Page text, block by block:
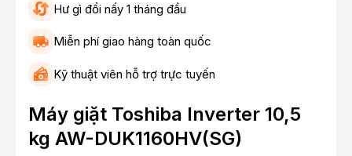
Hư gì đổi nấy 1 tháng đầu
Miễn phí giao hàng toàn quốc
Kỹ thuật viên hỗ trợ trực tuyến
Máy giặt Toshiba Inverter 10,5
kg AW-DUK1160HV(SG)